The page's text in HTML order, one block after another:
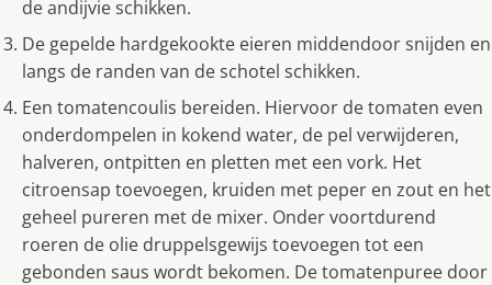
de andijvie schikken.
De gepelde hardgekookte eieren middendoor snijden en
langs de randen van de schotel schikken.
Een tomatencoulis bereiden. Hiervoor de tomaten even
onderdompelen in kokend water, de pel verwijderen,
halveren, ontpitten en pletten met een vork. Het
citroensap toevoegen, kruiden met peper en zout en het
geheel pureren met de mixer. Onder voortdurend
roeren de olie druppelsgewijs toevoegen tot een
gebonden saus wordt bekomen. De tomatenpuree door